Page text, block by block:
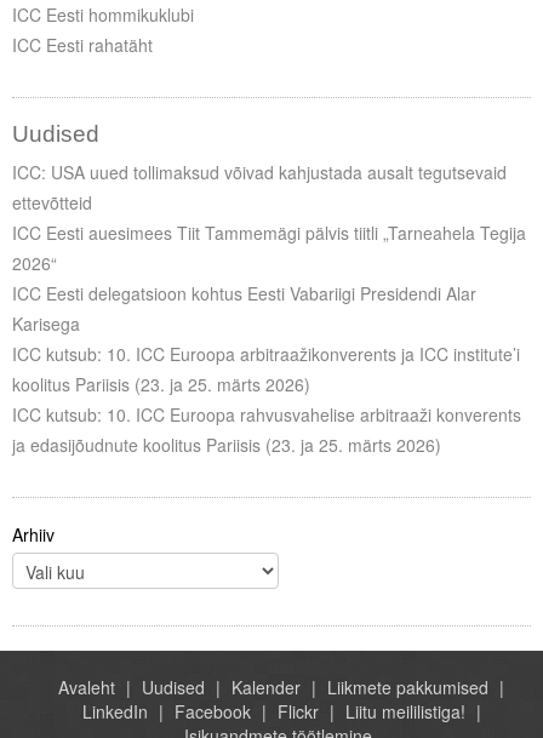
Digiraamatukogu
Juhendid ja väljaanded
Kontakt
Liitu meililistiga
Oskusteave
Incoterms® 2020
Abimaterjalid
Projektid
ICC Eesti hommikuklubi
ICC Eesti rahatäht
Uudised
ICC: USA uued tollimaksud võivad kahjustada ausalt tegutsevaid
ettevõtteid
ICC Eesti auesimees Tiit Tammemägi pälvis tiitli „Tarneahela Tegija
2026“
ICC Eesti delegatsioon kohtus Eesti Vabariigi Presidendi Alar
Karisega
ICC kutsub: 10. ICC Euroopa arbitraažikonverents ja ICC institute’i
koolitus Pariisis (23. ja 25. märts 2026)
ICC kutsub: 10. ICC Euroopa rahvusvahelise arbitraaži konverents
ja edasijõudnute koolitus Pariisis (23. ja 25. märts 2026)
Arhiiv
Avaleht Uudised Kalender
Liikmete pakkumised
LinkedIn
Facebook Flickr
Liitu meililistiga!